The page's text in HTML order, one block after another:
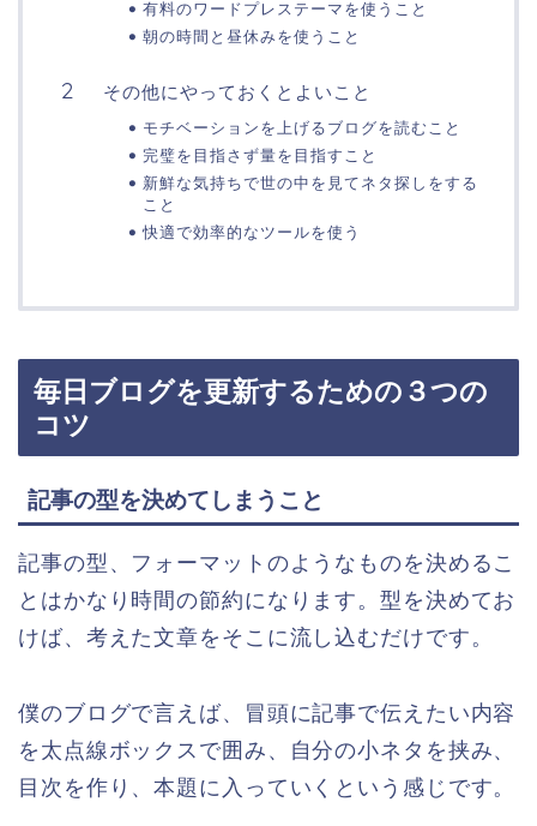
有料のワードプレステーマを使うこと
朝の時間と昼休みを使うこと
その他にやっておくとよいこと
モチベーションを上げるブログを読むこと
完璧を目指さず量を目指すこと
新鮮な気持ちで世の中を見てネタ探しをする
こと
快適で効率的なツールを使う
毎日ブログを更新するための３つの
コツ
記事の型を決めてしまうこと
記事の型、フォーマットのようなものを決めるこ
とはかなり時間の節約になります。型を決めてお
けば、考えた文章をそこに流し込むだけです。
僕のブログで言えば、冒頭に記事で伝えたい内容
を太点線ボックスで囲み、自分の小ネタを挟み、
目次を作り、本題に入っていくという感じです。